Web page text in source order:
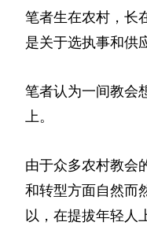
笔者生在农村，长
是关于选执事和供
笔者认为一间教会
上。
由于众多农村教会
和转型方面自然而
以，在提拔年轻人